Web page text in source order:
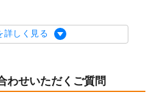
たしました。
1月始まりのカレンダーデザイン
ルサイズ、変型サイズで作成でき
なりました！
詳しく見る
わせいただくご質問